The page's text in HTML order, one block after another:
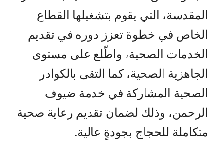
المقدسة، التي يقوم بتشغيلها القطاع
الخاص في خطوة تعزز دوره في تقديم
الخدمات الصحية، واطّلع على مستوى
الجاهزية الصحية، كما التقى بالكوادر
الصحية المشاركة في خدمة ضيوف
الرحمن، وذلك لضمان تقديم رعاية صحية
متكاملة للحجاج بجودةٍ عالية.